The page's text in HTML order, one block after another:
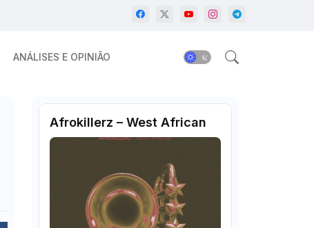
ANÁLISES E OPINIÃO
Afrokillerz – West African